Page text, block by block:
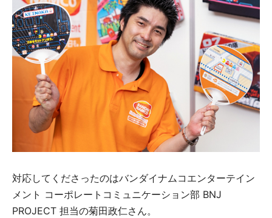
対応してくださったのはバンダイナムコエンターテイン
メント コーポレートコミュニケーション部 BNJ
PROJECT 担当の菊田政仁さん。